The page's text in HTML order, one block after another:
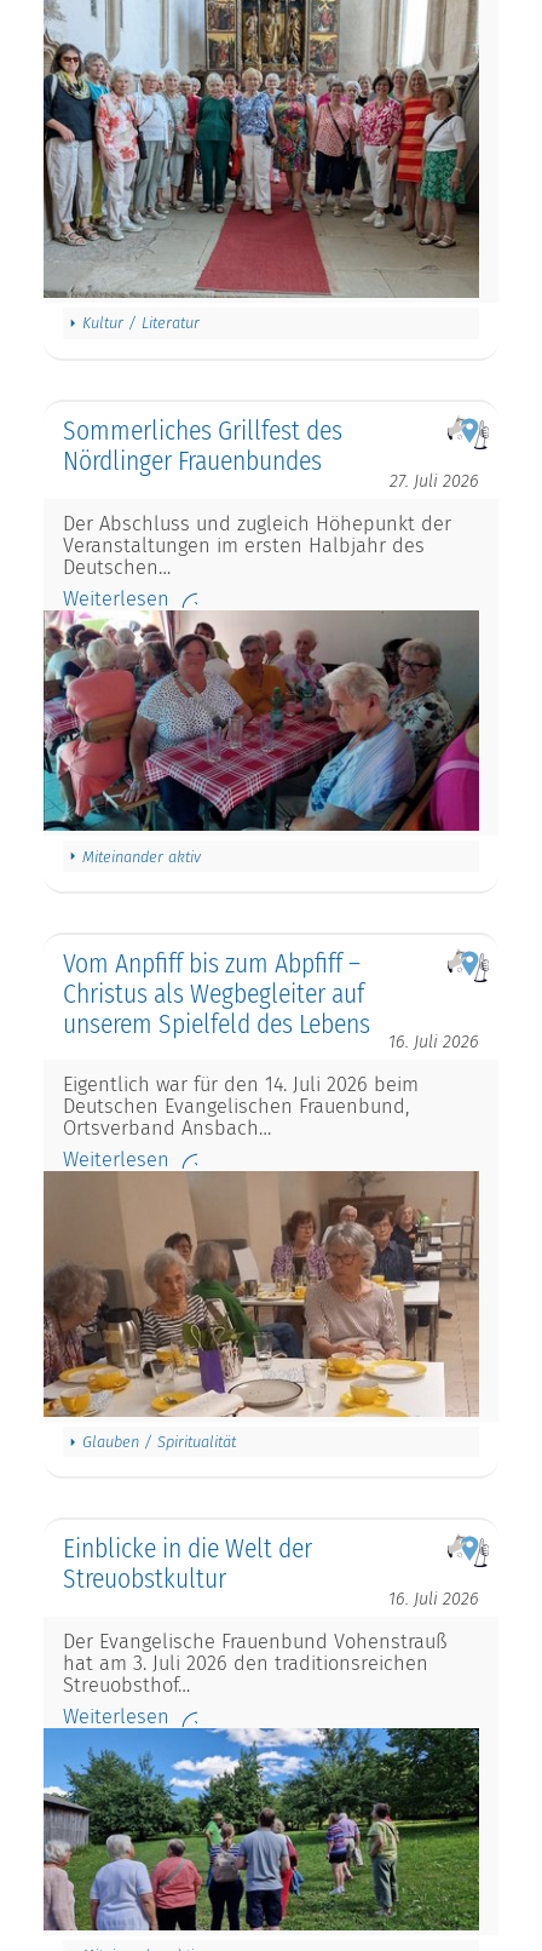
Kultur / Literatur
Sommerliches Grillfest des
Nördlinger Frauenbundes
27. Juli 2026
Der Abschluss und zugleich Höhepunkt der
Veranstaltungen im ersten Halbjahr des
Deutschen…
Weiterlesen
Miteinander aktiv
Vom Anpfiff bis zum Abpfiff –
Christus als Wegbegleiter auf
unserem Spielfeld des Lebens
16. Juli 2026
Eigentlich war für den 14. Juli 2026 beim
Deutschen Evangelischen Frauenbund,
Ortsverband Ansbach…
Weiterlesen
Glauben / Spiritualität
Einblicke in die Welt der
Streuobstkultur
16. Juli 2026
Der Evangelische Frauenbund Vohenstrauß
hat am 3. Juli 2026 den traditionsreichen
Streuobsthof…
Weiterlesen